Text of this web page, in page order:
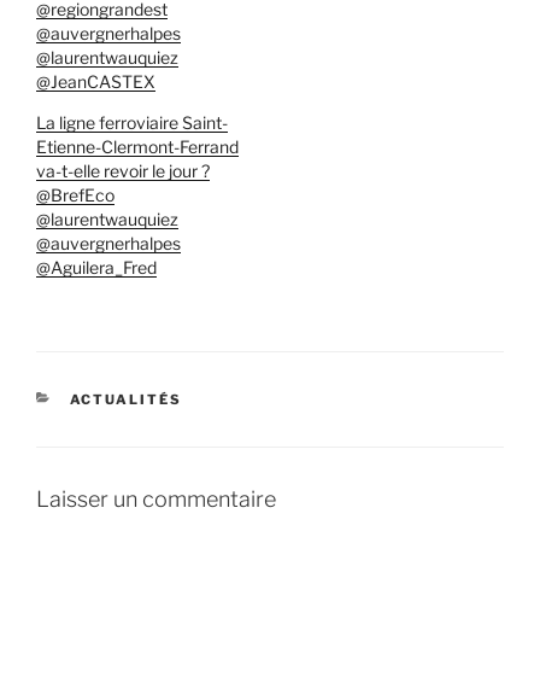
@regiongrandest
@auvergnerhalpes
@laurentwauquiez
@JeanCASTEX
La ligne ferroviaire Saint-
Etienne-Clermont-Ferrand
va-t-elle revoir le jour ?
@BrefEco
@laurentwauquiez
@auvergnerhalpes
@Aguilera_Fred
CATÉGORIES
ACTUALITÉS
Laisser un commentaire